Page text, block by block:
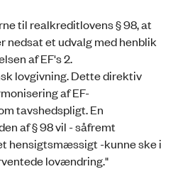
til realkreditlovens § 98, at
nedsat et udvalg med henblik
af EF's 2.
lovgivning. Dette direktiv
af EF-
tavshedspligt. En
af § 98 vil - såfremt
hensigtsmæssigt -kunne ske i
lovændring."